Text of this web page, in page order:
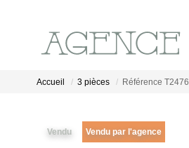
Accueil 3 pièces Référence T2476
Vendu Vendu par l'agence